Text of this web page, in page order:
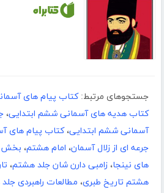
جستجوهای مرتبط: کتاب پیام های
کتاب هدیه های آسمانی ششم ابتدایی،
آسمانی ششم ابتدایی،کتاب پیام های
جرعه ای از زلال آسمان، امام هشتم، بخش
های نینجا، زامبی دارن شان جلد هشتم،
هشتم تاریخ طبری، مطالعات راهبردی